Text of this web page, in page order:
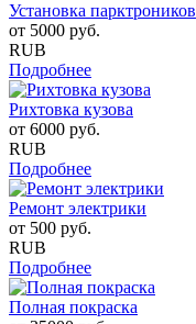
Установка парктроников
от 5000 руб.
RUB
Подробнее
Рихтовка кузова
от 6000 руб.
RUB
Подробнее
Ремонт электрики
от 500 руб.
RUB
Подробнее
Полная покраска